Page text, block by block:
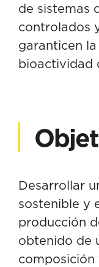
de sistemas
controlados
garanticen
bioactividad
Desarrollar
sostenible y
producción
obtenido de